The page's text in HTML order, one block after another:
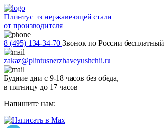
Плинтус из нержавеющей стали
от производителя
8 (495) 134-34-70 Звонок по России бесплатный
zakaz@plintusnerzhaveyushchii.ru
Будние дни с 9-18 часов без обеда,
в пятницу до 17 часов
Напишите нам: